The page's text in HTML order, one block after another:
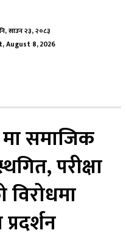
साउन २३, २०८३
August 8, 2026
समाजिक
परीक्षा